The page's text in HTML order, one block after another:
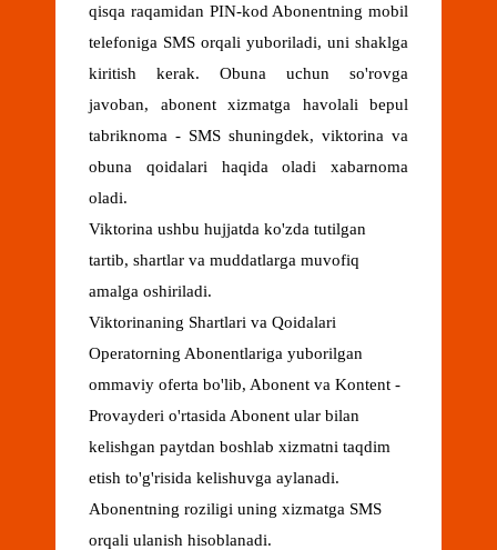
qisqa raqamidan PIN-kod Abonentning mobil
telefoniga SMS orqali yuboriladi, uni shaklga
kiritish kerak. Obuna uchun so'rovga
javoban, abonent xizmatga havolali bepul
tabriknoma - SMS shuningdek, viktorina va
obuna qoidalari haqida oladi xabarnoma
oladi.
Viktorina ushbu hujjatda ko'zda tutilgan
tartib, shartlar va muddatlarga muvofiq
amalga oshiriladi.
Viktorinaning Shartlari va Qoidalari
Operatorning Abonentlariga yuborilgan
ommaviy oferta bo'lib, Abonent va Kontent -
Provayderi o'rtasida Abonent ular bilan
kelishgan paytdan boshlab xizmatni taqdim
etish to'g'risida kelishuvga aylanadi.
Abonentning roziligi uning xizmatga SMS
orqali ulanish hisoblanadi.